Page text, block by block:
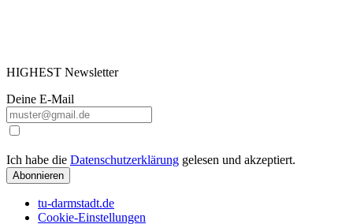
HIGHEST Newsletter
Deine E-Mail
Ich habe die Datenschutzerklärung gelesen und akzeptiert.
Abonnieren
tu-darmstadt.de
Cookie-Einstellungen